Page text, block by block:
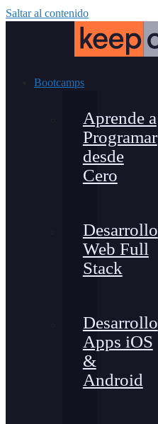
Saltar al contenido
Bootcamps
Aprende a
Programar
desde
Cero
Desarrollo
Web Full
Stack
Desarrollo
Apps iOS
&
Android